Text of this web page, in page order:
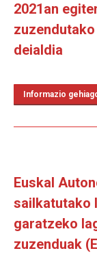
2021an
deialdia
Informazio
Euskal
sailkatutako
garatzeko
zuzenduak